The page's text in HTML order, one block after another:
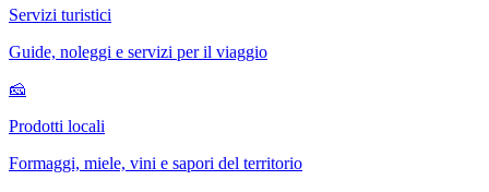
Servizi turistici
Guide, noleggi e servizi per il viaggio
🧀
Prodotti locali
Formaggi, miele, vini e sapori del territorio